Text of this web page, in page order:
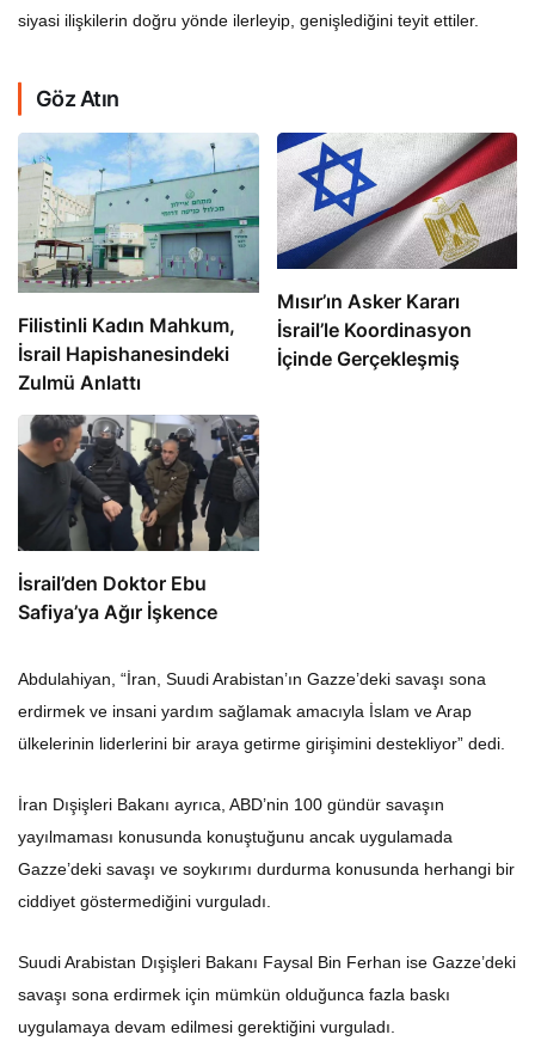
siyasi ilişkilerin doğru yönde ilerleyip, genişlediğini teyit ettiler.
Göz Atın
Filistinli Kadın Mahkum,
İsrail Hapishanesindeki
Zulmü Anlattı
Mısır’ın Asker Kararı
İsrail’le Koordinasyon
İçinde Gerçekleşmiş
İsrail’den Doktor Ebu
Safiya’ya Ağır İşkence
Abdulahiyan, “İran, Suudi Arabistan’ın Gazze’deki savaşı sona
erdirmek ve insani yardım sağlamak amacıyla İslam ve Arap
ülkelerinin liderlerini bir araya getirme girişimini destekliyor” dedi.
İran Dışişleri Bakanı ayrıca, ABD’nin 100 gündür savaşın
yayılmaması konusunda konuştuğunu ancak uygulamada
Gazze’deki savaşı ve soykırımı durdurma konusunda herhangi bir
ciddiyet göstermediğini vurguladı.
Suudi Arabistan Dışişleri Bakanı Faysal Bin Ferhan ise Gazze’deki
savaşı sona erdirmek için mümkün olduğunca fazla baskı
uygulamaya devam edilmesi gerektiğini vurguladı.